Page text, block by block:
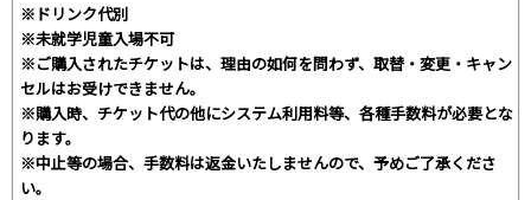
※ドリンク代別
※未就学児童入場不可
※ご購入されたチケットは、理由の如何を問わず、取替・変更・キャン
セルはお受けできません。
※購入時、チケット代の他にシステム利用料等、各種手数料が必要とな
ります。
※中止等の場合、手数料は返金いたしませんので、予めご了承くださ
い。